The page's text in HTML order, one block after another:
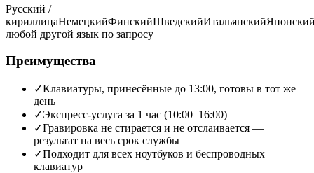
Русский /
кириллицаНемецкийФинскийШведскийИтальянский
любой другой язык по запросу
Преимущества
✓Клавиатуры, принесённые до 13:00, готовы в тот же
день
✓Экспресс-услуга за 1 час (10:00–16:00)
✓Гравировка не стирается и не отслаивается —
результат на весь срок службы
✓Подходит для всех ноутбуков и беспроводных
клавиатур